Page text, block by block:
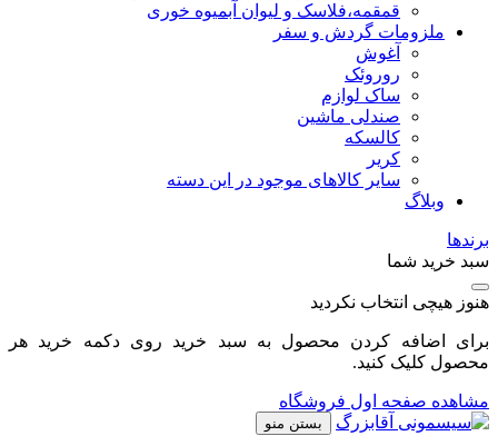
قمقمه،فلاسک و لیوان آبمیوه خوری
ملزومات گردش و سفر
آغوش
روروئک
ساک لوازم
صندلی ماشین
کالسکه
کریر
سایر کالاهای موجود در این دسته
وبلاگ
برندها
سبد خرید شما
هنوز هیچی انتخاب نکردید
برای اضافه کردن محصول به سبد خرید روی دکمه خرید هر
محصول کلیک کنید.
مشاهده صفحه اول فروشگاه
بستن منو